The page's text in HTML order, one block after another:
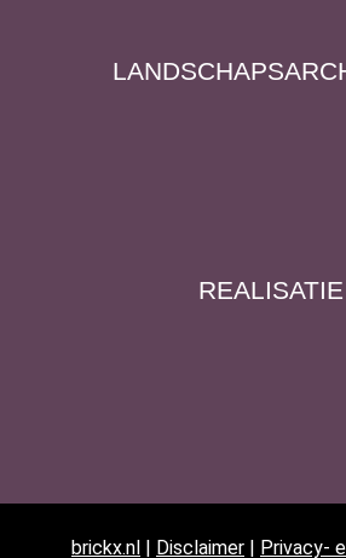
REALISATIE
brickx.nl | Disclaimer | Privacy-